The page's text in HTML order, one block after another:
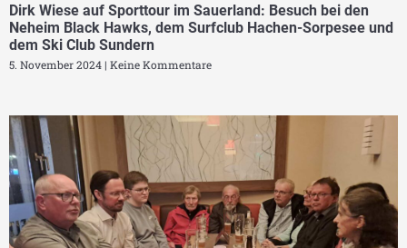
Dirk Wiese auf Sporttour im Sauerland: Besuch bei den
Neheim Black Hawks, dem Surfclub Hachen-Sorpesee und
dem Ski Club Sundern
5. November 2024 Keine Kommentare